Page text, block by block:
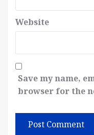
Website
Save my name,
browser for the